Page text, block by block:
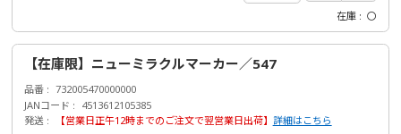
在庫 〇
【在庫限】ニューミラクルマーカー／547
品番
732005470000000
JANコード
4513612105385
発送
【営業日正午12時までのご注文で翌営業日出荷】 詳細はこちら